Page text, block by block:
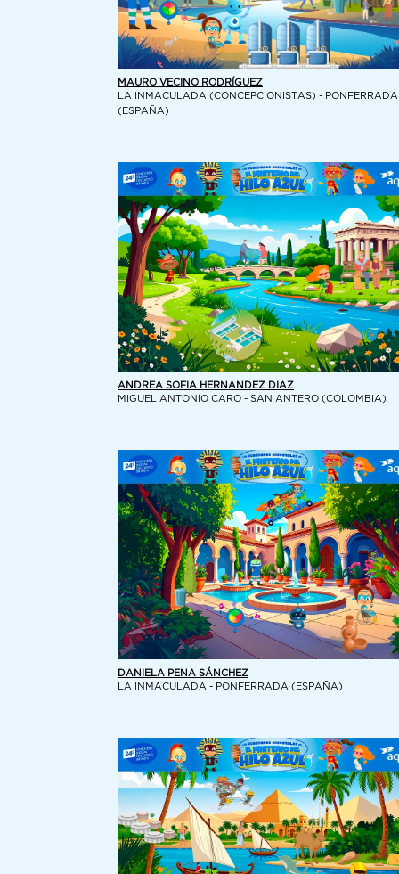
MAURO VECINO RODRÍGUEZ
LA INMACULADA (CONCEPCIONISTAS) - PONFERRADA
(ESPAÑA)
ANDREA SOFIA HERNANDEZ DIAZ
MIGUEL ANTONIO CARO - SAN ANTERO (COLOMBIA)
DANIELA PENA SÁNCHEZ
LA INMACULADA - PONFERRADA (ESPAÑA)